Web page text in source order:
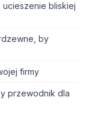
bliskiej
by
firmy
przewodnik dla